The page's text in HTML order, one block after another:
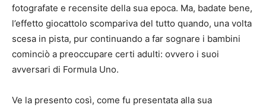
fotografate e recensite della sua epoca. Ma, badate bene,
l’effetto giocattolo scompariva del tutto quando, una volta
scesa in pista, pur continuando a far sognare i bambini
cominciò a preoccupare certi adulti: ovvero i suoi
avversari di Formula Uno.
Ve la presento così, come fu presentata alla sua